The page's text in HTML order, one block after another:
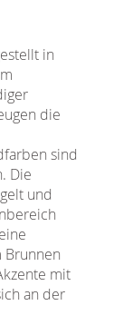
in
die
sind
Die
und
Brunnen
mit
an der